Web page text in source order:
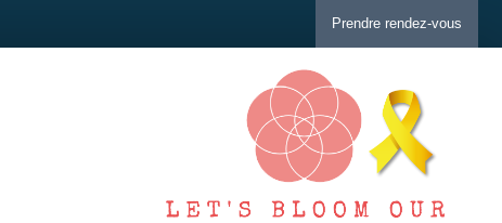
Prendre rendez-vous